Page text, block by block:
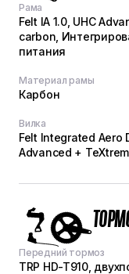
Рама
Felt IA 1.0, UHC
carbon,
питания
Материал рамы
Карбон
Вилка
Felt Integrated Aero
Advanced +
Передний тормоз
TRP HD-T910,